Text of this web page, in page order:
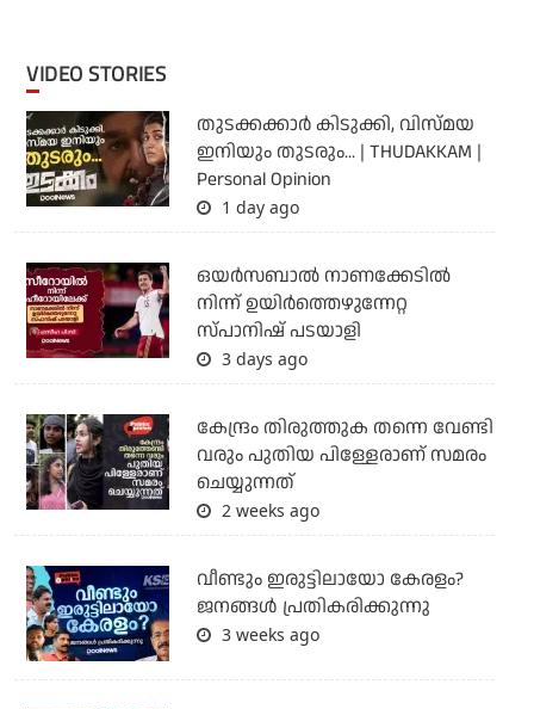
VIDEO STORIES
തുടക്കക്കാര്‍ കിടുക്കി, വിസ്മയ
ഇനിയും തുടരും... | THUDAKKAM |
Personal Opinion
1 day ago
ഒയര്‍സബാൽ നാണക്കേടിൽ
നിന്ന് ഉയിർത്തെഴുന്നേറ്റ
സ്പാനിഷ് പടയാളി
3 days ago
കേന്ദ്രം തിരുത്തുക തന്നെ വേണ്ടി
വരും പുതിയ പിള്ളേരാണ് സമരം
ചെയ്യുന്നത്
2 weeks ago
വീണ്ടും ഇരുട്ടിലായോ കേരളം?
ജനങ്ങൾ പ്രതികരിക്കുന്നു
3 weeks ago